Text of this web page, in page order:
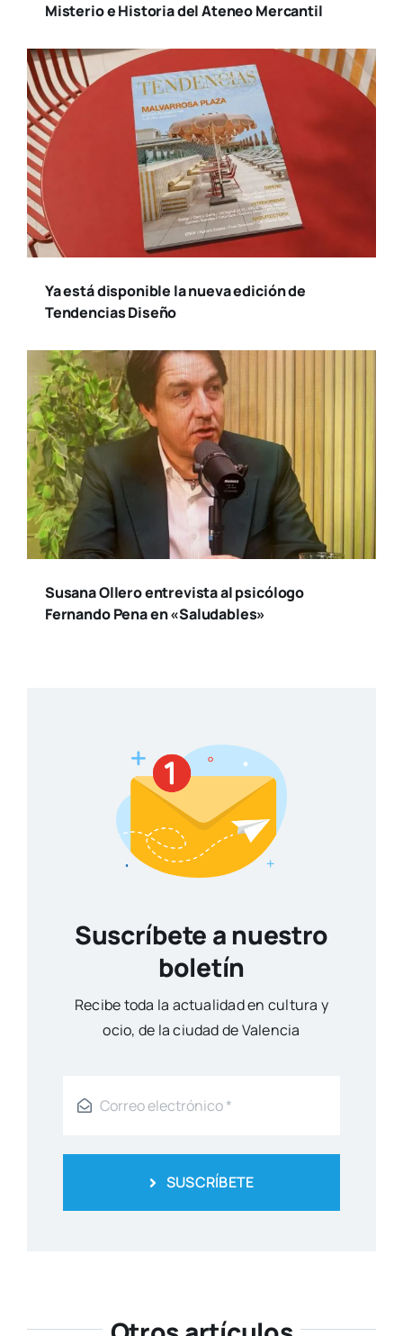
Misterio e Historia del Ateneo Mercantil
Ya está disponible la nueva edición de
Tendencias Diseño
Susana Ollero entrevista al psicólogo
Fernando Pena en «Saludables»
Suscríbete a nuestro
boletín
Reci­be toda la actua­li­dad en cul­tu­ra y
ocio, de la ciu­dad de Valen­cia
SUSCRÍBETE